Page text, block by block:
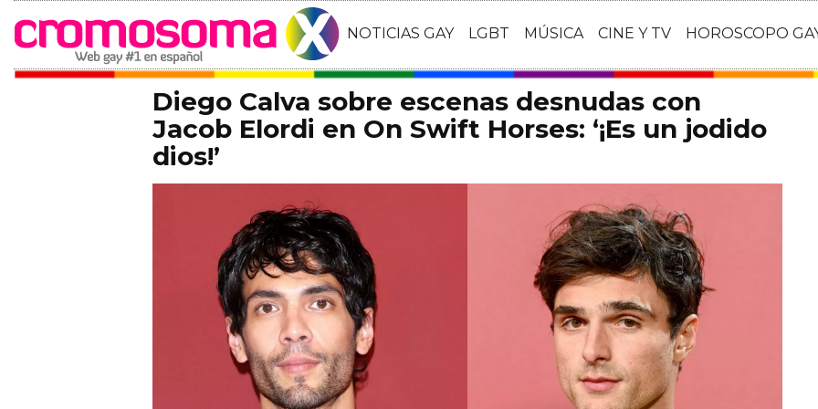
NOTICIAS GAY LGBT MÚSICA CINE Y TV HOROSCOPO
Diego Calva sobre escenas desnudas con
Jacob Elordi en On Swift Horses: ‘¡Es un jodido
dios!’